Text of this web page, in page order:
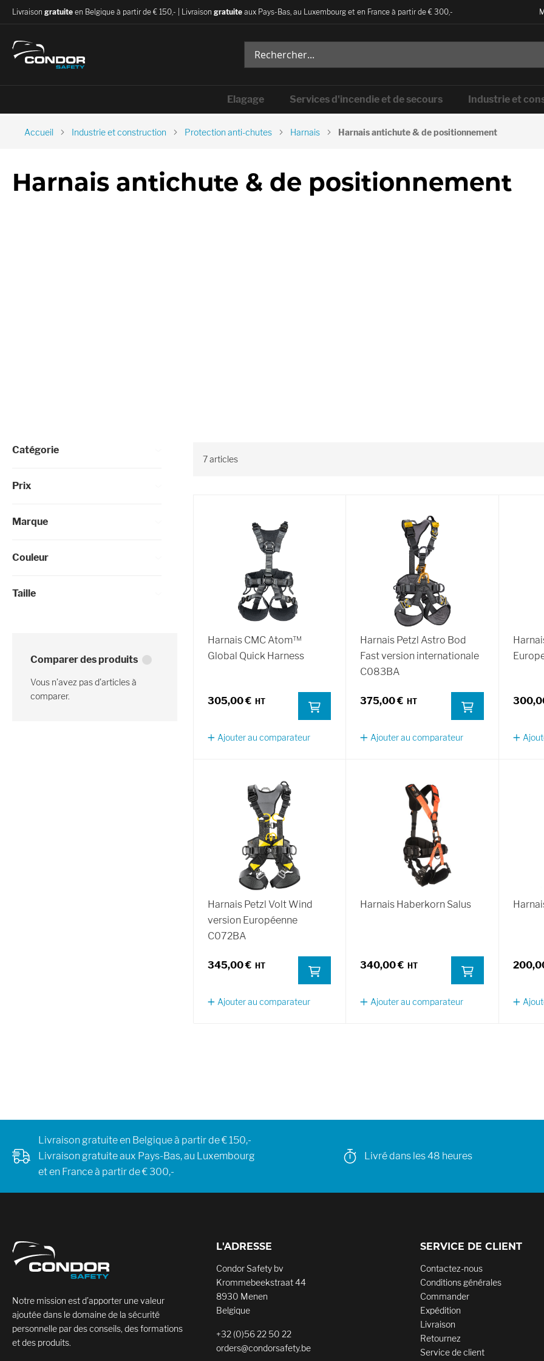
Livraison gratuite en Belgique à partir de € 150,- | Livraison gratuite aux Pays-Bas, au Luxembourg et en France à partir de € 300,-
Elagage Services d'incendie et de secours Industrie et
Accueil Industrie et construction Protection anti-chutes Harnais Harnais antichute & de positionnement
Harnais antichute & de positionnement
7articles
Harnais CMC Atom™
Global Quick Harness
305,00 €
Ajouter au comparateur
Harnais Petzl Astro Bod
Fast version internationale
C083BA
375,00 €
Ajouter au comparateur
Harnais Petzl Volt Wind
version Européenne
C072BA
345,00 €
Ajouter au comparateur
Harnais Haberkorn Salus
340,00 €
Ajouter au comparateur
Affiner les options
Catégorie
Prix
Marque
Couleur
Taille
Comparer des produits
Vous n’avez pas d’articles à
comparer.
Livraison gratuite en Belgique à partir de € 150,-
Livraison gratuite aux Pays-Bas, au Luxembourg
et en France à partir de € 300,-
Livré dans les 48 heures
Notre mission est d’apporter une valeur
ajoutée dans le domaine de la sécurité
personnelle par des conseils, des formations
et des produits.
L'ADRESSE
Condor Safety bv
Krommebeekstraat 44
8930 Menen
Belgique
+32 (0)56 22 50 22
orders@condorsafety.be
SERVICE DE CLIENT
Contactez-nous
Conditions générales
Commander
Expédition
Livraison
Retournez
Service de client